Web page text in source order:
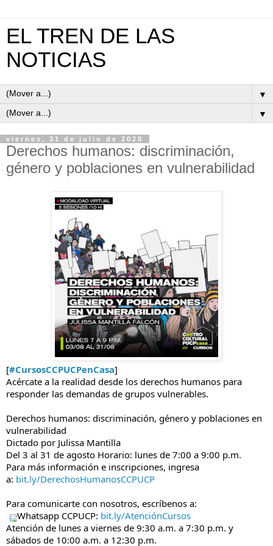
EL TREN DE LAS
NOTICIAS
▼
▼
viernes, 31 de julio de 2020
Derechos humanos: discriminación,
género y poblaciones en vulnerabilidad
[#CursosCCPUCPenCasa]
Acércate a la realidad desde los derechos humanos para
responder las demandas de grupos vulnerables.
Derechos humanos: discriminación, género y poblaciones en
vulnerabilidad
Dictado por Julissa Mantilla
Del 3 al 31 de agosto Horario: lunes de 7:00 a 9:00 p.m.
Para más información e inscripciones, ingresa
a: bit.ly/DerechosHumanosCCPUCP
Para comunicarte con nosotros, escríbenos a:
Whatsapp CCPUCP: bit.ly/AtenciónCursos
Atención de lunes a viernes de 9:30 a.m. a 7:30 p.m. y
sábados de 10:00 a.m. a 12:30 p.m.